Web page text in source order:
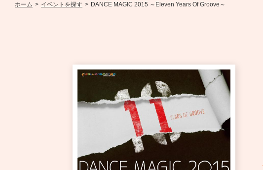
ホーム > イベントを探す > DANCE MAGIC 2015 ～Eleven Years Of Groove～